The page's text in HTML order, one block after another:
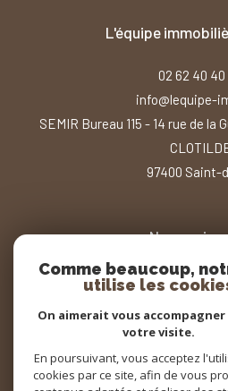
l'équipe
02 62 40 40
info@lequipe-
SEMIR Bureau 115 - 14 rue de la
97400
saint-
Nous
Comme beaucoup,
utilise les
On aimerait vous
votre visite.
En poursuivant, vous acceptez
cookies par ce site, afin de vous